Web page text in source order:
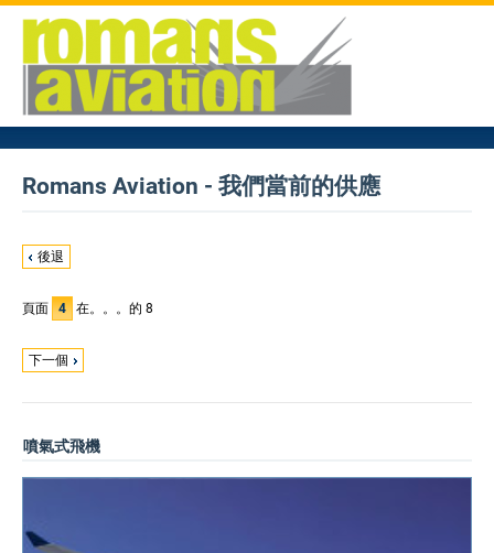
Romans Aviation - 我們當前的供應
後退
頁面 4 在。。。的 8
下一個
噴氣式飛機